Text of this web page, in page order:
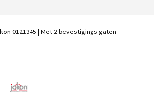
0121345 | Met 2 bevestigings gaten